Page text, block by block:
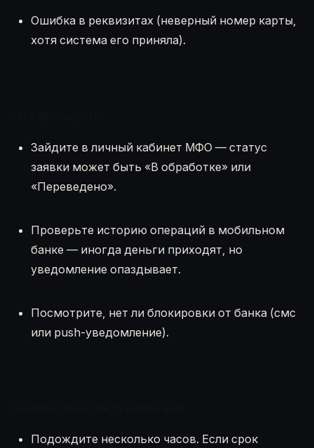
Ошибка в реквизитах (неверный номер карты,
хотя система его приняла).
Зайдите в личный кабинет МФО — статус
заявки может быть «В обработке» или
«Переведено».
Проверьте историю операций в мобильном
банке — иногда деньги приходят, но
уведомление опаздывает.
Посмотрите, нет ли блокировки от банка (смс
или push-уведомление).
Подождите несколько часов. Если срок